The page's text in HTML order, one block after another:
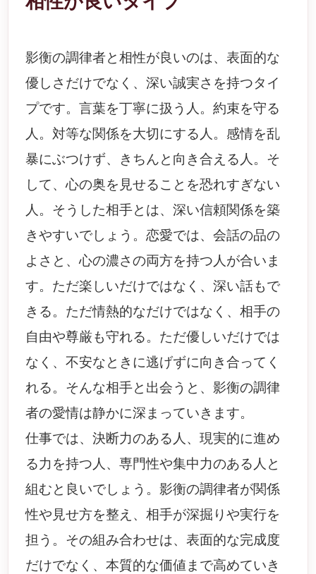
影衡の調律者と相性が良いのは、表面的な
優しさだけでなく、深い誠実さを持つタイ
プです。言葉を丁寧に扱う人。約束を守る
人。対等な関係を大切にする人。感情を乱
暴にぶつけず、きちんと向き合える人。そ
して、心の奥を見せることを恐れすぎない
人。そうした相手とは、深い信頼関係を築
きやすいでしょう。恋愛では、会話の品の
よさと、心の濃さの両方を持つ人が合いま
す。ただ楽しいだけではなく、深い話もで
きる。ただ情熱的なだけではなく、相手の
自由や尊厳も守れる。ただ優しいだけでは
なく、不安なときに逃げずに向き合ってく
れる。そんな相手と出会うと、影衡の調律
者の愛情は静かに深まっていきます。
仕事では、決断力のある人、現実的に進め
る力を持つ人、専門性や集中力のある人と
組むと良いでしょう。影衡の調律者が関係
性や見せ方を整え、相手が深掘りや実行を
担う。その組み合わせは、表面的な完成度
だけでなく、本質的な価値まで高めていき